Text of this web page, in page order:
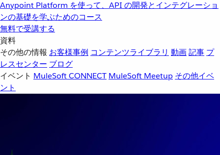
Anypoint Platform を使って、API の開発とインテグレーショ
ンの基礎を学ぶためのコース
無料で受講する
資料
その他の情報 お客様事例 コンテンツライブラリ 動画記事 プ
レスセンター ブログ
イベント MuleSoft CONNECT MuleSoft Meetup その他イベ
ント